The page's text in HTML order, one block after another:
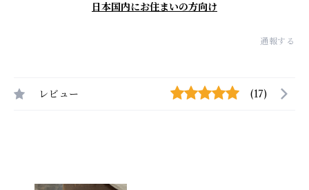
日本国内にお住まいの方向け
通報する
レビュー (17)